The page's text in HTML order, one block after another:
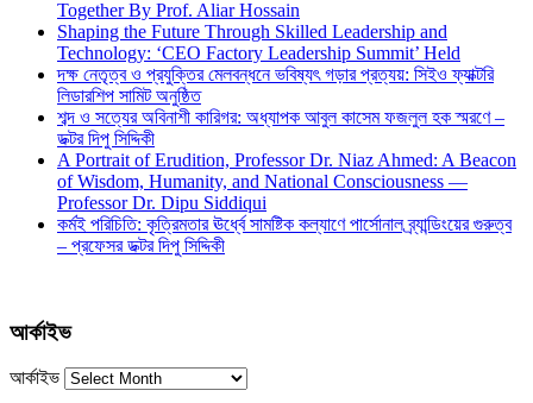
Together By Prof. Aliar Hossain
Shaping the Future Through Skilled Leadership and
Technology: ‘CEO Factory Leadership Summit’ Held
দক্ষ নেতৃত্ব ও প্রযুক্তির মেলবন্ধনে ভবিষ্যৎ গড়ার প্রত্যয়: সিইও ফ্যাক্টরি
লিডারশিপ সামিট অনুষ্ঠিত
শব্দ ও সত্যের অবিনাশী কারিগর: অধ্যাপক আবুল কাসেম ফজলুল হক স্মরণে –
ডক্টর দিপু সিদ্দিকী
A Portrait of Erudition, Professor Dr. Niaz Ahmed: A Beacon
of Wisdom, Humanity, and National Consciousness —
Professor Dr. Dipu Siddiqui
কর্মই পরিচিতি: কৃত্রিমতার ঊর্ধ্বে সামষ্টিক কল্যাণে পার্সোনাল ব্র্যান্ডিংয়ের গুরুত্ব
– প্রফেসর ডক্টর দিপু সিদ্দিকী
আর্কাইভ
আর্কাইভ